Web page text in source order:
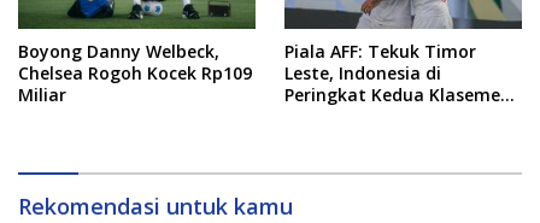
Boyong Danny Welbeck,
Chelsea Rogoh Kocek Rp109
Miliar
Piala AFF: Tekuk Timor
Leste, Indonesia di
Peringkat Kedua Klasemen
Rekomendasi untuk kamu